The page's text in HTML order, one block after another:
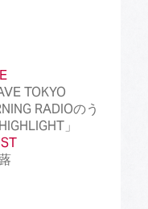
TOKYO
RADIOのう
」